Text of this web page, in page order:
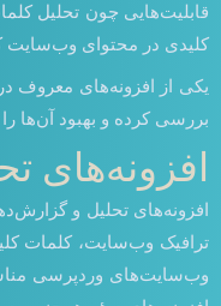
قابلیت‌هایی چون تحلیل
کلیدی در محتوای وب‌سایت
بررسی کرده و بهبود آن‌ها
افزونه‌های
افزونه‌های تحلیل و